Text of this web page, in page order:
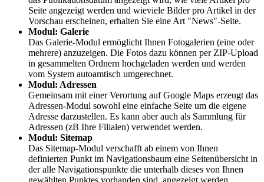
Seite angezeigt werden und wieviele Bilder pro Artikel in der
Vorschau erscheinen, erhalten Sie eine Art "News"-Seite.
Modul: Galerie
Das Galerie-Modul ermöglicht Ihnen Fotogalerien (eine oder
mehrere) anzuzeigen. Die Fotos dazu können per ZIP-Upload
in gesammelten Ordnern hochgeladen werden und werden
vom System autoamtisch umgerechnet.
Modul: Adressen
Gemeinsam mit einer Verortung auf Google Maps erzeugt das
Adressen-Modul sowohl eine einfache Seite um die eigene
Adresse darzustellen. Es kann aber auch als Sammlung für
Adressen (zB Ihre Filialen) verwendet werden.
Modul: Sitemap
Das Sitemap-Modul verschafft ab einem von Ihnen
definierten Punkt im Navigationsbaum eine Seitenübersicht in
der alle Navigationspunkte die unterhalb dieses von Ihnen